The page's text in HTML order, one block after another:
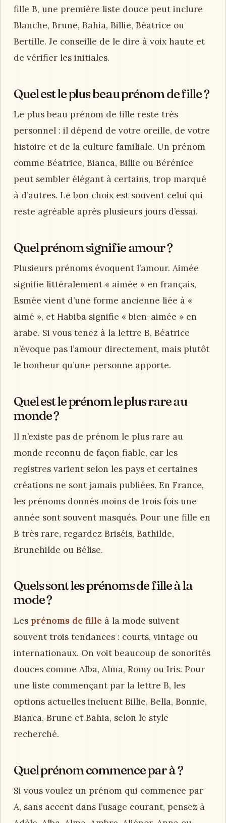
fille B, une première liste douce peut inclure
Blanche, Brune, Bahia, Billie, Béatrice ou
Bertille. Je conseille de le dire à voix haute et
de vérifier les initiales.
Quel est le plus beau prénom de fille ?
Le plus beau prénom de fille reste très
personnel : il dépend de votre oreille, de votre
histoire et de la culture familiale. Un prénom
comme Béatrice, Bianca, Billie ou Bérénice
peut sembler élégant à certains, trop marqué
à d’autres. Le bon choix est souvent celui qui
reste agréable après plusieurs jours d’essai.
Quel prénom signifie amour ?
Plusieurs prénoms évoquent l’amour. Aimée
signifie littéralement « aimée » en français,
Esmée vient d’une forme ancienne liée à «
aimé », et Habiba signifie « bien-aimée » en
arabe. Si vous tenez à la lettre B, Béatrice
n’évoque pas l’amour directement, mais plutôt
le bonheur qu’une personne apporte.
Quel est le prénom le plus rare au
monde ?
Il n’existe pas de prénom le plus rare au
monde reconnu de façon fiable, car les
registres varient selon les pays et certaines
créations ne sont jamais publiées. En France,
les prénoms donnés moins de trois fois une
année sont souvent masqués. Pour une fille en
B très rare, regardez Briséis, Bathilde,
Brunehilde ou Bélise.
Quels sont les prénoms de fille à la
mode ?
Les prénoms de fille à la mode suivent
souvent trois tendances : courts, vintage ou
internationaux. On voit beaucoup de sonorités
douces comme Alba, Alma, Romy ou Iris. Pour
une liste commençant par la lettre B, les
options actuelles incluent Billie, Bella, Bonnie,
Bianca, Brune et Bahia, selon le style
recherché.
Quel prénom commence par à ?
Si vous voulez un prénom qui commence par
A, sans accent dans l’usage courant, pensez à